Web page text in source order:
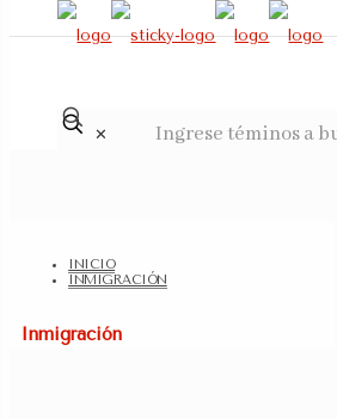
✕
Inmigración
INICIO
INMIGRACIÓN